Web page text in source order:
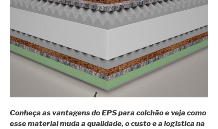
Conheça as vantagens do EPS para colchão e veja como
esse material muda a qualidade, o custo e a logística na